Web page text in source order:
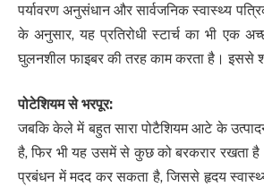
पर्यावरण अनुसंधान और सार्वजनिक स्वास्थ्य
के अनुसार, यह प्रतिरोधी स्टार्च का भी एक
घुलनशील फाइबर की तरह काम करता है। इससे
पोटेशियम से भरपूर:
जबकि केले में बहुत सारा पोटैशियम आटे के
है, फिर भी यह उसमें से कुछ को बरकरार रखता
प्रबंधन में मदद कर सकता है, जिससे हृदय